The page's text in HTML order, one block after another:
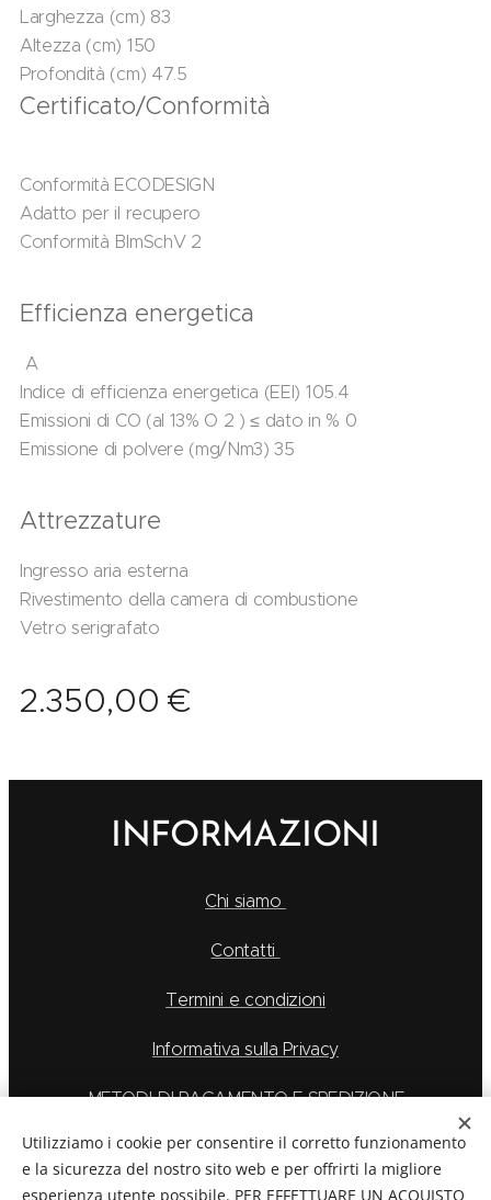
Larghezza (cm) 83
Altezza (cm) 150
Profondità (cm) 47.5
Certificato/Conformità
Conformità ECODESIGN
Adatto per il recupero
Conformità BImSchV 2
Efficienza energetica
A
Indice di efficienza energetica (EEI) 105.4
Emissioni di CO (al 13% O 2 ) ≤ dato in % 0
Emissione di polvere (mg/Nm3) 35
Attrezzature
Ingresso aria esterna
Rivestimento della camera di combustione
Vetro serigrafato
2.350,00 €
INFORMAZIONI
Chi siamo
Contatti
Termini e condizioni
Informativa sulla Privacy
METODI DI PAGAMENTO E SPEDIZIONE
Utilizziamo i cookie per consentire il corretto funzionamento
e la sicurezza del nostro sito web e per offrirti la migliore
esperienza utente possibile. PER EFFETTUARE UN ACQUISTO